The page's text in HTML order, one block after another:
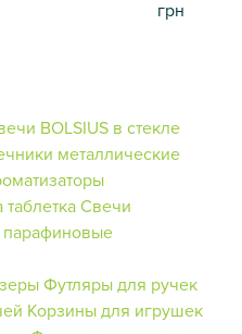
грн
BOLSIUS в стекле
металлические
Свечи
Футляры для ручек
Корзины для игрушек